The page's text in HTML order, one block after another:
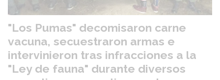
"Los Pumas" decomisaron carne
vacuna, secuestraron armas e
intervinieron tras infracciones a la
"Ley de fauna" durante diversos